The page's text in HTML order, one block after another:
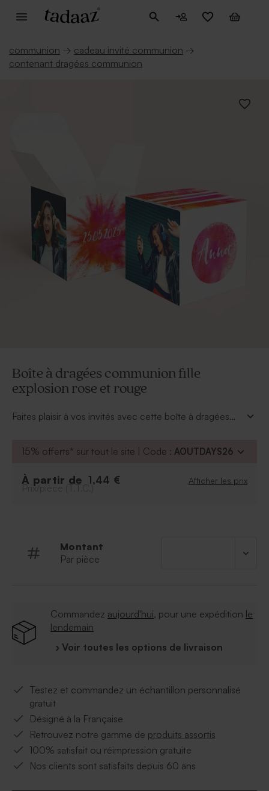
communion → cadeau invité communion →
contenant dragées communion
Boîte à dragées communion fille
explosion rose et rouge
Faites plaisir à vos invités avec cette boîte à dragées
de foi. Insérez une jolie photo du communiant via
date de l’événement ainsi que le nom de votre fille.
15% offerts* sur tout le site | Code : AOUTDAYS26
À partir de 1,44 € Afficher les prix
Prix/pièce (T.T.C.)
Montant
Par pièce
Commandez aujourd'hui, pour une expédition le
lendemain
› Voir toutes les options de livraison
Testez et commandez un échantillon personnalisé
gratuit
Désigné à la Française
Retrouvez notre gamme de produits assortis
100% satisfait ou réimpression gratuite
Nos clients sont satisfaits depuis 60 ans